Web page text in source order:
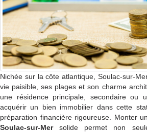
Nichée sur la côte atlantique, Soulac-sur-
vie paisible, ses plages et son charme
une résidence principale, secondaire ou
acquérir un bien immobilier dans cette
préparation financière rigoureuse. Monter
Soulac-sur-Mersolide permet non